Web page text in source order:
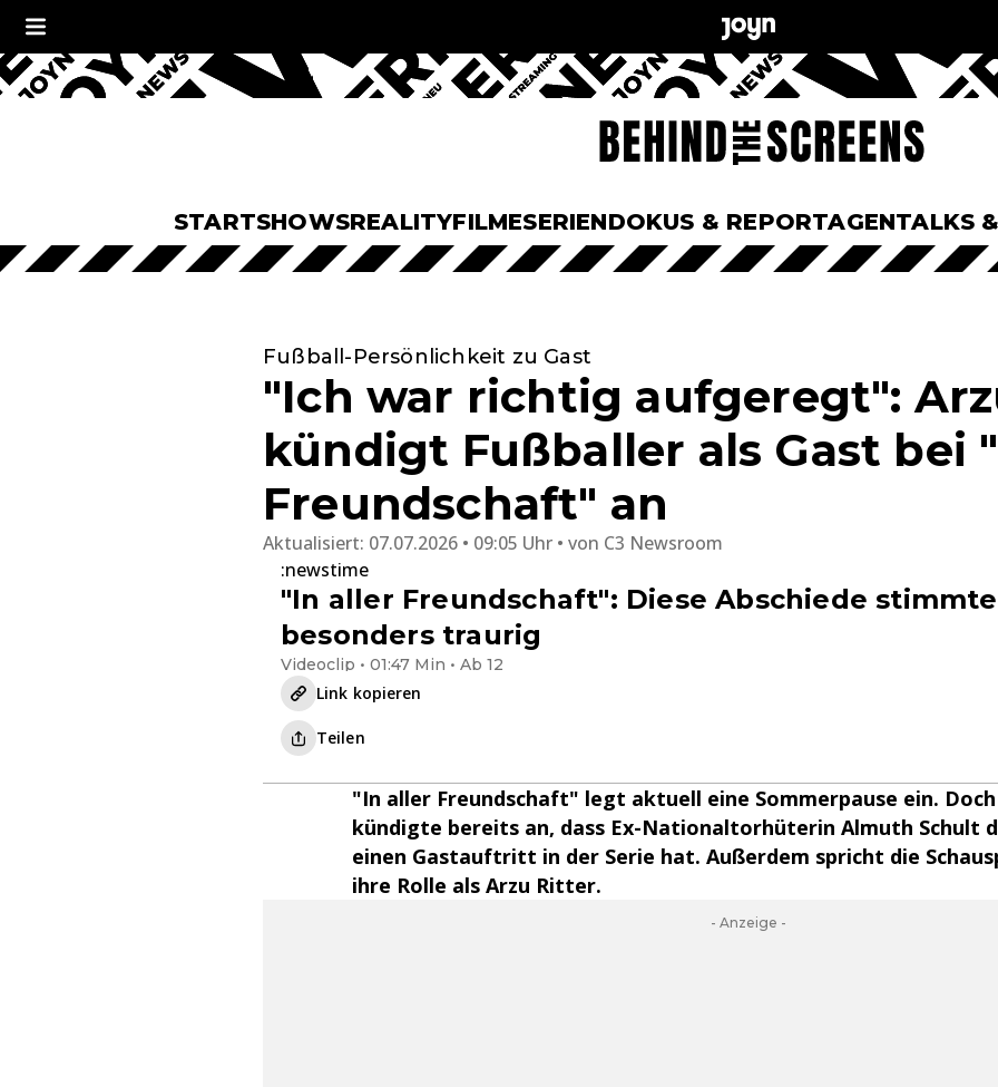
STARTSHOWSREALITYFILMESERIENDOKUS & REPORTAGENTALKS
Fußball-Persönlichkeit zu Gast
"Ich war richtig aufgeregt":
kündigt Fußballer als Gast bei
Freundschaft" an
Aktualisiert: 07.07.2026 • 09:05 Uhr von C3 Newsroom
:newstime
"In aller Freundschaft": Diese Abschiede
besonders traurig
Videoclip • 01:47 Min • Ab 12
Link kopieren
Teilen
"In aller Freundschaft" legt aktuell eine Sommerpause ein. Doch
kündigte bereits an, dass Ex-Nationaltorhüterin Almuth Schult
einen Gastauftritt in der Serie hat. Außerdem spricht die
ihre Rolle als Arzu Ritter.
- Anzeige -